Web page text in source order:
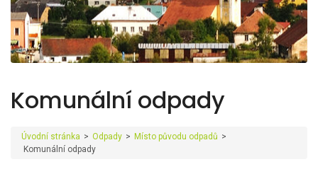
Komunální odpady
Úvodní stránka > Odpady > Místo původu odpadů >
Komunální odpady